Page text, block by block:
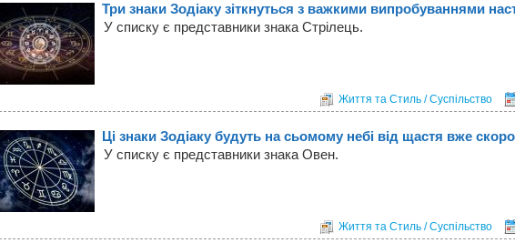
Три знаки Зодіаку зіткнуться з важкими випробуваннями
У списку є представники знака Стрілець.
Життя та Стиль / Суспільство
Ці знаки Зодіаку будуть на сьомому небі від щастя вже
У списку є представники знака Овен.
Життя та Стиль / Суспільство